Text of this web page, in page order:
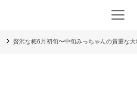
贅沢な梅6月初旬〜中旬みっちゃんの貴重な